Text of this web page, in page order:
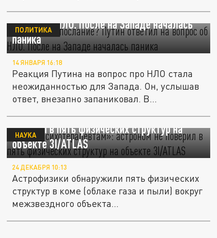
Шутка или послание? Путин ответил на
вопрос об НЛО. После на Западе началась
паника
ПОЛИТИКА
14 ЯНВАРЯ 16:18
Реакция Путина на вопрос про НЛО стала
неожиданностью для Запада. Он, услышав
ответ, внезапно запаниковал. В...
«Это к психотерапевтам»: астроном не
поверил в пять физических структур на
объекте 3I/ATLAS
НАУКА
24 ДЕКАБРЯ 10:13
Астрофизики обнаружили пять физических
структур в коме (облаке газа и пыли) вокруг
межзвездного объекта...